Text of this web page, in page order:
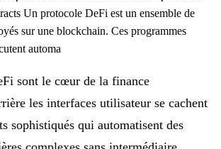
Un protocole DeFi est un ensemble de
sur une blockchain. Ces programmes
automa
sont le cœur de la finance
les interfaces utilisateur se cachent
sophistiqués qui automatisent des